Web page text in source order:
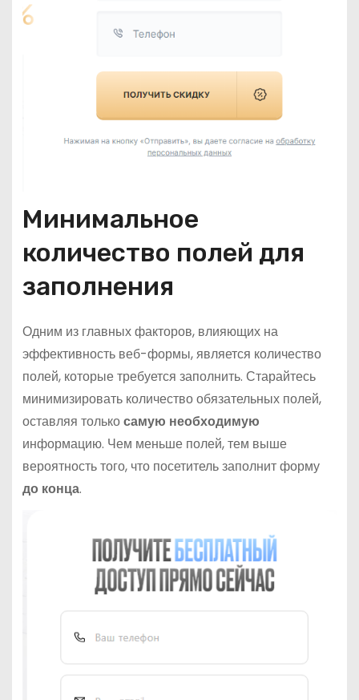
Минимальное
количество полей для
заполнения
Одним из главных факторов, влияющих на
эффективность веб-формы, является количество
полей, которые требуется заполнить. Старайтесь
минимизировать количество обязательных полей,
оставляя толькосамую необходимую
информацию. Чем меньше полей, тем выше
вероятность того, что посетитель заполнит форму
до конца.